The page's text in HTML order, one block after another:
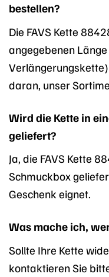
bestellen?
Die FAVS Kette
angegebenen
daran, unser
Wird die Kette in
geliefert?
Ja, die FAVS Kette
Schmuckbox
Geschenk eignet.
Was mache ich,
Sollte Ihre Kette
kontaktieren Sie